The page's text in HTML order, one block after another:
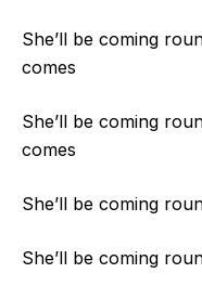
She’ll be coming
comes
She’ll be coming
comes
She’ll be coming
She’ll be coming